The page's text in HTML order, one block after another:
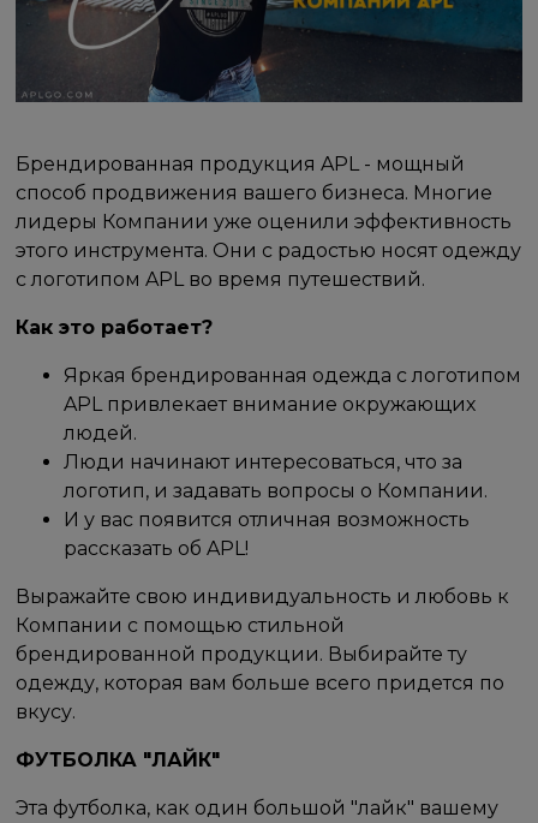
Брендированная продукция APL - мощный
способ продвижения вашего бизнеса. Многие
лидеры Компании уже оценили эффективность
этого инструмента. Они с радостью носят одежду
с логотипом APL во время путешествий.
Как это работает?
Яркая брендированная одежда с логотипом
APL привлекает внимание окружающих
людей.
Люди начинают интересоваться, что за
логотип, и задавать вопросы о Компании.
И у вас появится отличная возможность
рассказать об APL!
Выражайте свою индивидуальность и любовь к
Компании с помощью стильной
брендированной продукции. Выбирайте ту
одежду, которая вам больше всего придется по
вкусу.
ФУТБОЛКА "ЛАЙК"
Эта футболка, как один большой "лайк" вашему